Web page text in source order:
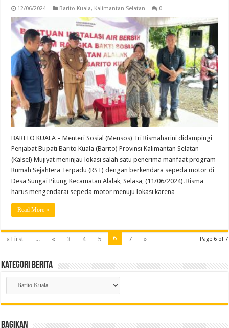
12/06/2024 Barito Kuala, Kalimantan Selatan 0
BARITO KUALA – Menteri Sosial (Mensos) Tri Rismaharini didampingi
Penjabat Bupati Barito Kuala (Barito) Provinsi Kalimantan Selatan
(Kalsel) Mujiyat meninjau lokasi salah satu penerima manfaat program
Rumah Sejahtera Terpadu (RST) dengan berkendara sepeda motor di
Desa Sungai Pitung Kecamatan Alalak, Selasa, (11/06/2024). Risma
harus mengendarai sepeda motor menuju lokasi karena …
Read More »
Page 6 of 7
« First ... « 3 4 5 6 7 »
Kategori Berita
Kategori
Berita
Bagikan